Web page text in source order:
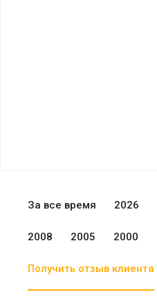
За все время 2026
2008 2005 2000
Получить отзыв клиента